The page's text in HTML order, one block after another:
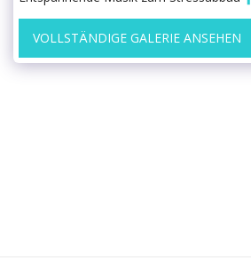
VOLLSTÄNDIGE GALERIE ANSEHEN